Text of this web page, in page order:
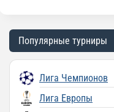
Популярные турниры
Лига Чемпионов
Лига Европы